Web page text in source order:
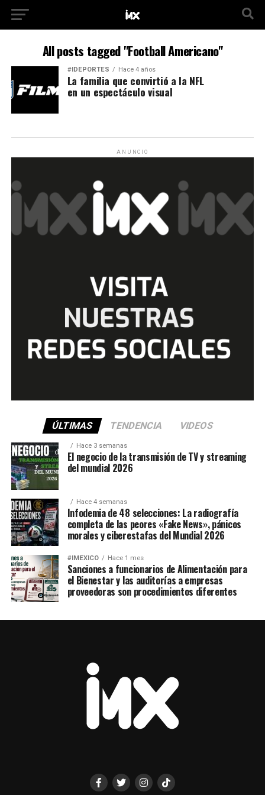
All posts tagged "Football Americano"
#IDEPORTES Hace 4 años
La familia que convirtió a la NFL
en un espectáculo visual
ANUNCIO
ÚLTIMAS TENDENCIA VIDEOS
Hace 3 semanas
El negocio de la transmisión de TV y streaming
del mundial 2026
Hace 4 semanas
Infodemia de 48 selecciones: La radiografía
completa de las peores «Fake News», pánicos
morales y ciberestafas del Mundial 2026
#IMEXICO Hace 1 mes
Sanciones a funcionarios de Alimentación para
el Bienestar y las auditorías a empresas
proveedoras son procedimientos diferentes